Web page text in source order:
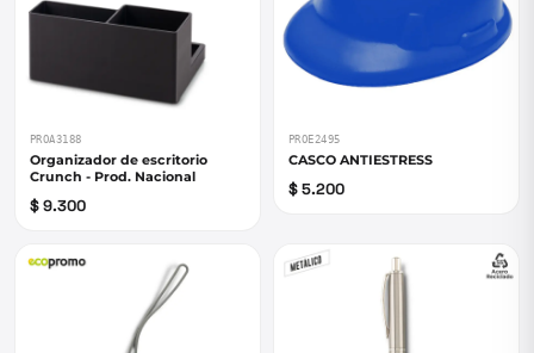
PROA3188
Organizador de escritorio
Crunch - Prod. Nacional
$ 9.300
PROE2495
CASCO ANTIESTRESS
$ 5.200